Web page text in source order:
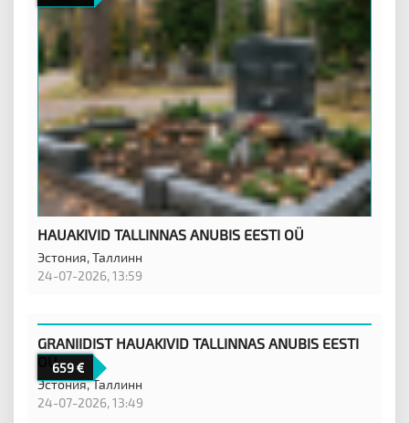
HAUAKIVID TALLINNAS ANUBIS EESTI OÜ
Эстония,Таллинн
24-07-2026, 13:59
659
GRANIIDIST HAUAKIVID TALLINNAS ANUBIS EESTI
OÜ
Эстония,Таллинн
24-07-2026, 13:49